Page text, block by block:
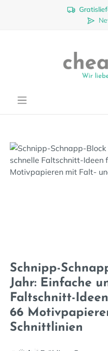
Zum Hauptinhalt springen
Bildergalerie überspringen
Schnipp-
Jahr: Einfache
Faltschnitt-
66
Schnittlinien